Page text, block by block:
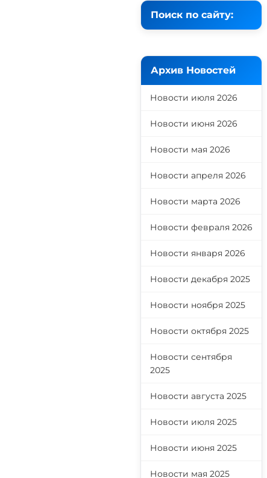
Поиск по сайту:
Архив Новостей
Новости июля 2026
Новости июня 2026
Новости мая 2026
Новости апреля 2026
Новости марта 2026
Новости февраля 2026
Новости января 2026
Новости декабря 2025
Новости ноября 2025
Новости октября 2025
Новости сентября
2025
Новости августа 2025
Новости июля 2025
Новости июня 2025
Новости мая 2025